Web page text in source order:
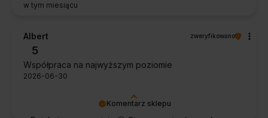
w tym miesiącu
Komentarz sklepu
Albert zweryfikowano
5
Współpraca na najwyższym poziomie
2026-06-30